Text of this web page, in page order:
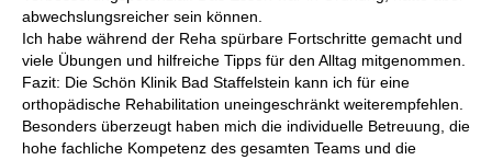
abwechslungsreicher sein können.
Ich habe während der Reha spürbare Fortschritte gemacht und
viele Übungen und hilfreiche Tipps für den Alltag mitgenommen.
Fazit: Die Schön Klinik Bad Staffelstein kann ich für eine
orthopädische Rehabilitation uneingeschränkt weiterempfehlen.
Besonders überzeugt haben mich die individuelle Betreuung, die
hohe fachliche Kompetenz des gesamten Teams und die